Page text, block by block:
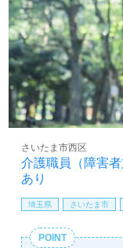
働きたい』等の方
担当コンサルタン
い合わせも遠慮な
医療/福祉業界の
護】＊求人情報収
LINE、メール、
相談可能です。転
あり！＞"転職支
せお待ちしており
介護職員（障害
あり
さいたま市西区
埼玉県 さいたま市
POINT